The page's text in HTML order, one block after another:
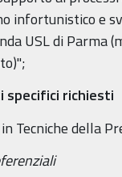
infortunistico e
USL di Parma
specifici richiesti
Tecniche della